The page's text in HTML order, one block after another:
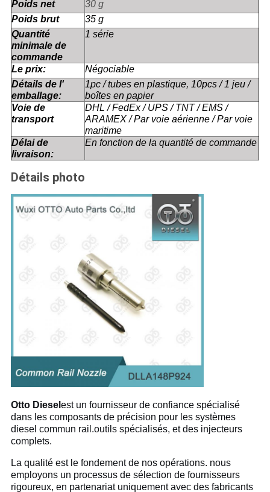
Poids net
30 g
Poids brut
35 g
Quantité
minimale de
commande
1 série
Le prix:
Négociable
Détails de l'
emballage:
1pc / tubes en plastique, 10pcs / 1 jeu /
boîtes en papier
Voie de
transport
DHL / FedEx / UPS / TNT / EMS /
ARAMEX / Par voie aérienne / Par voie
maritime
Délai de
livraison:
En fonction de la quantité de commande
Détails photo
Otto Diesel est un fournisseur de confiance spécialisé
dans les composants de précision pour les systèmes
diesel commun rail.outils spécialisés, et des injecteurs
complets.
La qualité est le fondement de nos opérations. nous
employons un processus de sélection de fournisseurs
rigoureux, en partenariat uniquement avec des fabricants